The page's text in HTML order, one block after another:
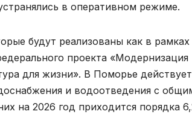
в оперативном режиме.
будут реализованы как в рамках
проекта «Модернизация
для жизни». В Поморье
и водоотведения с
на 2026 год приходится порядка